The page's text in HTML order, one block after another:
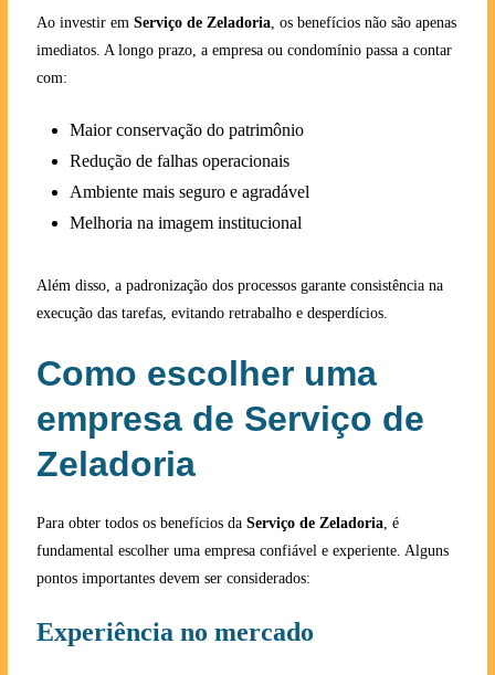
Ao investir em Serviço de Zeladoria, os benefícios não são apenas
imediatos. A longo prazo, a empresa ou condomínio passa a contar
com:
Maior conservação do patrimônio
Redução de falhas operacionais
Ambiente mais seguro e agradável
Melhoria na imagem institucional
Além disso, a padronização dos processos garante consistência na
execução das tarefas, evitando retrabalho e desperdícios.
Como escolher uma
empresa de Serviço de
Zeladoria
Para obter todos os benefícios da Serviço de Zeladoria, é
fundamental escolher uma empresa confiável e experiente. Alguns
pontos importantes devem ser considerados:
Experiência no mercado